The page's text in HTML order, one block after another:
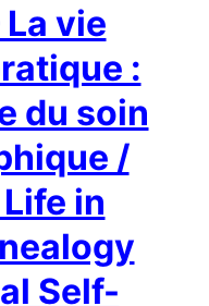
vie
:
du soin
/
in
Self-